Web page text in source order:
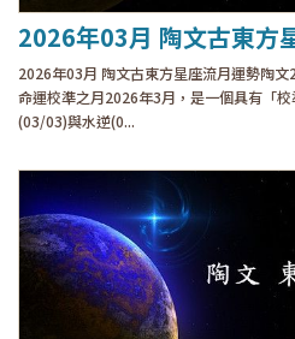
2026年03月 陶文古東方
2026年03月 陶文古東方星座流月運勢陶
命運校準之月2026年3月，是一個具有「
(03/03)與水逆(0...